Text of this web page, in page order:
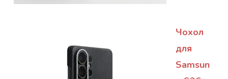
Чохол
для
Samsun